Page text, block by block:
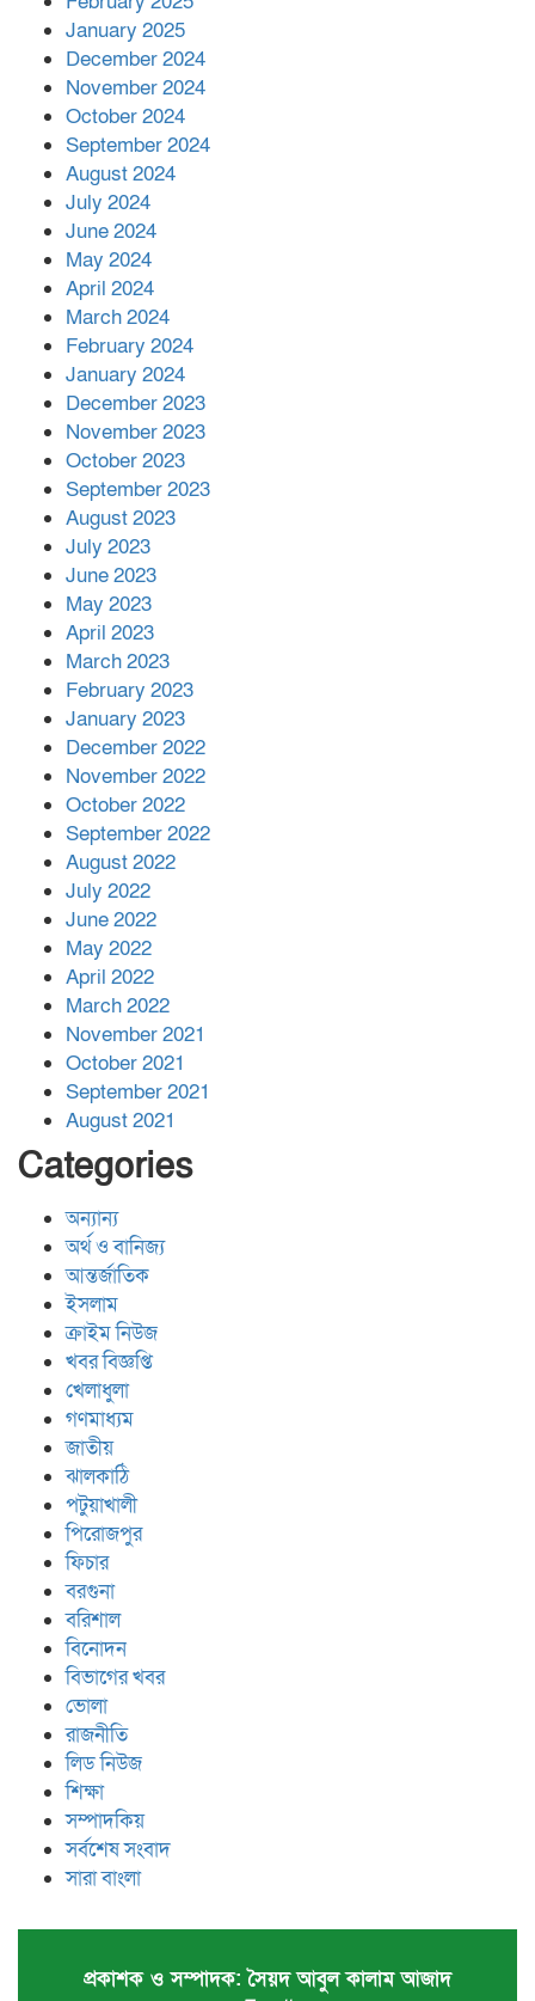
আহত ৪০
January 2025
December 2024
November 2024
October 2024
September 2024
August 2024
July 2024
June 2024
May 2024
April 2024
March 2024
February 2024
January 2024
December 2023
November 2023
October 2023
September 2023
August 2023
July 2023
June 2023
May 2023
April 2023
March 2023
February 2023
January 2023
December 2022
November 2022
October 2022
September 2022
August 2022
July 2022
June 2022
May 2022
April 2022
March 2022
November 2021
October 2021
September 2021
August 2021
Categories
অন্যান্য
অর্থ ও বানিজ্য
আন্তর্জাতিক
ইসলাম
ক্রাইম নিউজ
খবর বিজ্ঞপ্তি
খেলাধুলা
গণমাধ্যম
জাতীয়
ঝালকাঠি
পটুয়াখালী
পিরোজপুর
ফিচার
বরগুনা
বরিশাল
বিনোদন
বিভাগের খবর
ভোলা
রাজনীতি
লিড নিউজ
শিক্ষা
সম্পাদকিয়
সর্বশেষ সংবাদ
সারা বাংলা
প্রকাশক ও সম্পাদক: সৈয়দ আবুল কালাম আজাদ